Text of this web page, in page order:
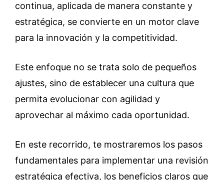
continua, aplicada de manera constante y
estratégica, se convierte en un motor clave
para la innovación y la competitividad.
Este enfoque no se trata solo de pequeños
ajustes, sino de establecer una cultura que
permita evolucionar con agilidad y
aprovechar al máximo cada oportunidad.
En este recorrido, te mostraremos los pasos
fundamentales para implementar una revisión
estratégica efectiva, los beneficios claros que